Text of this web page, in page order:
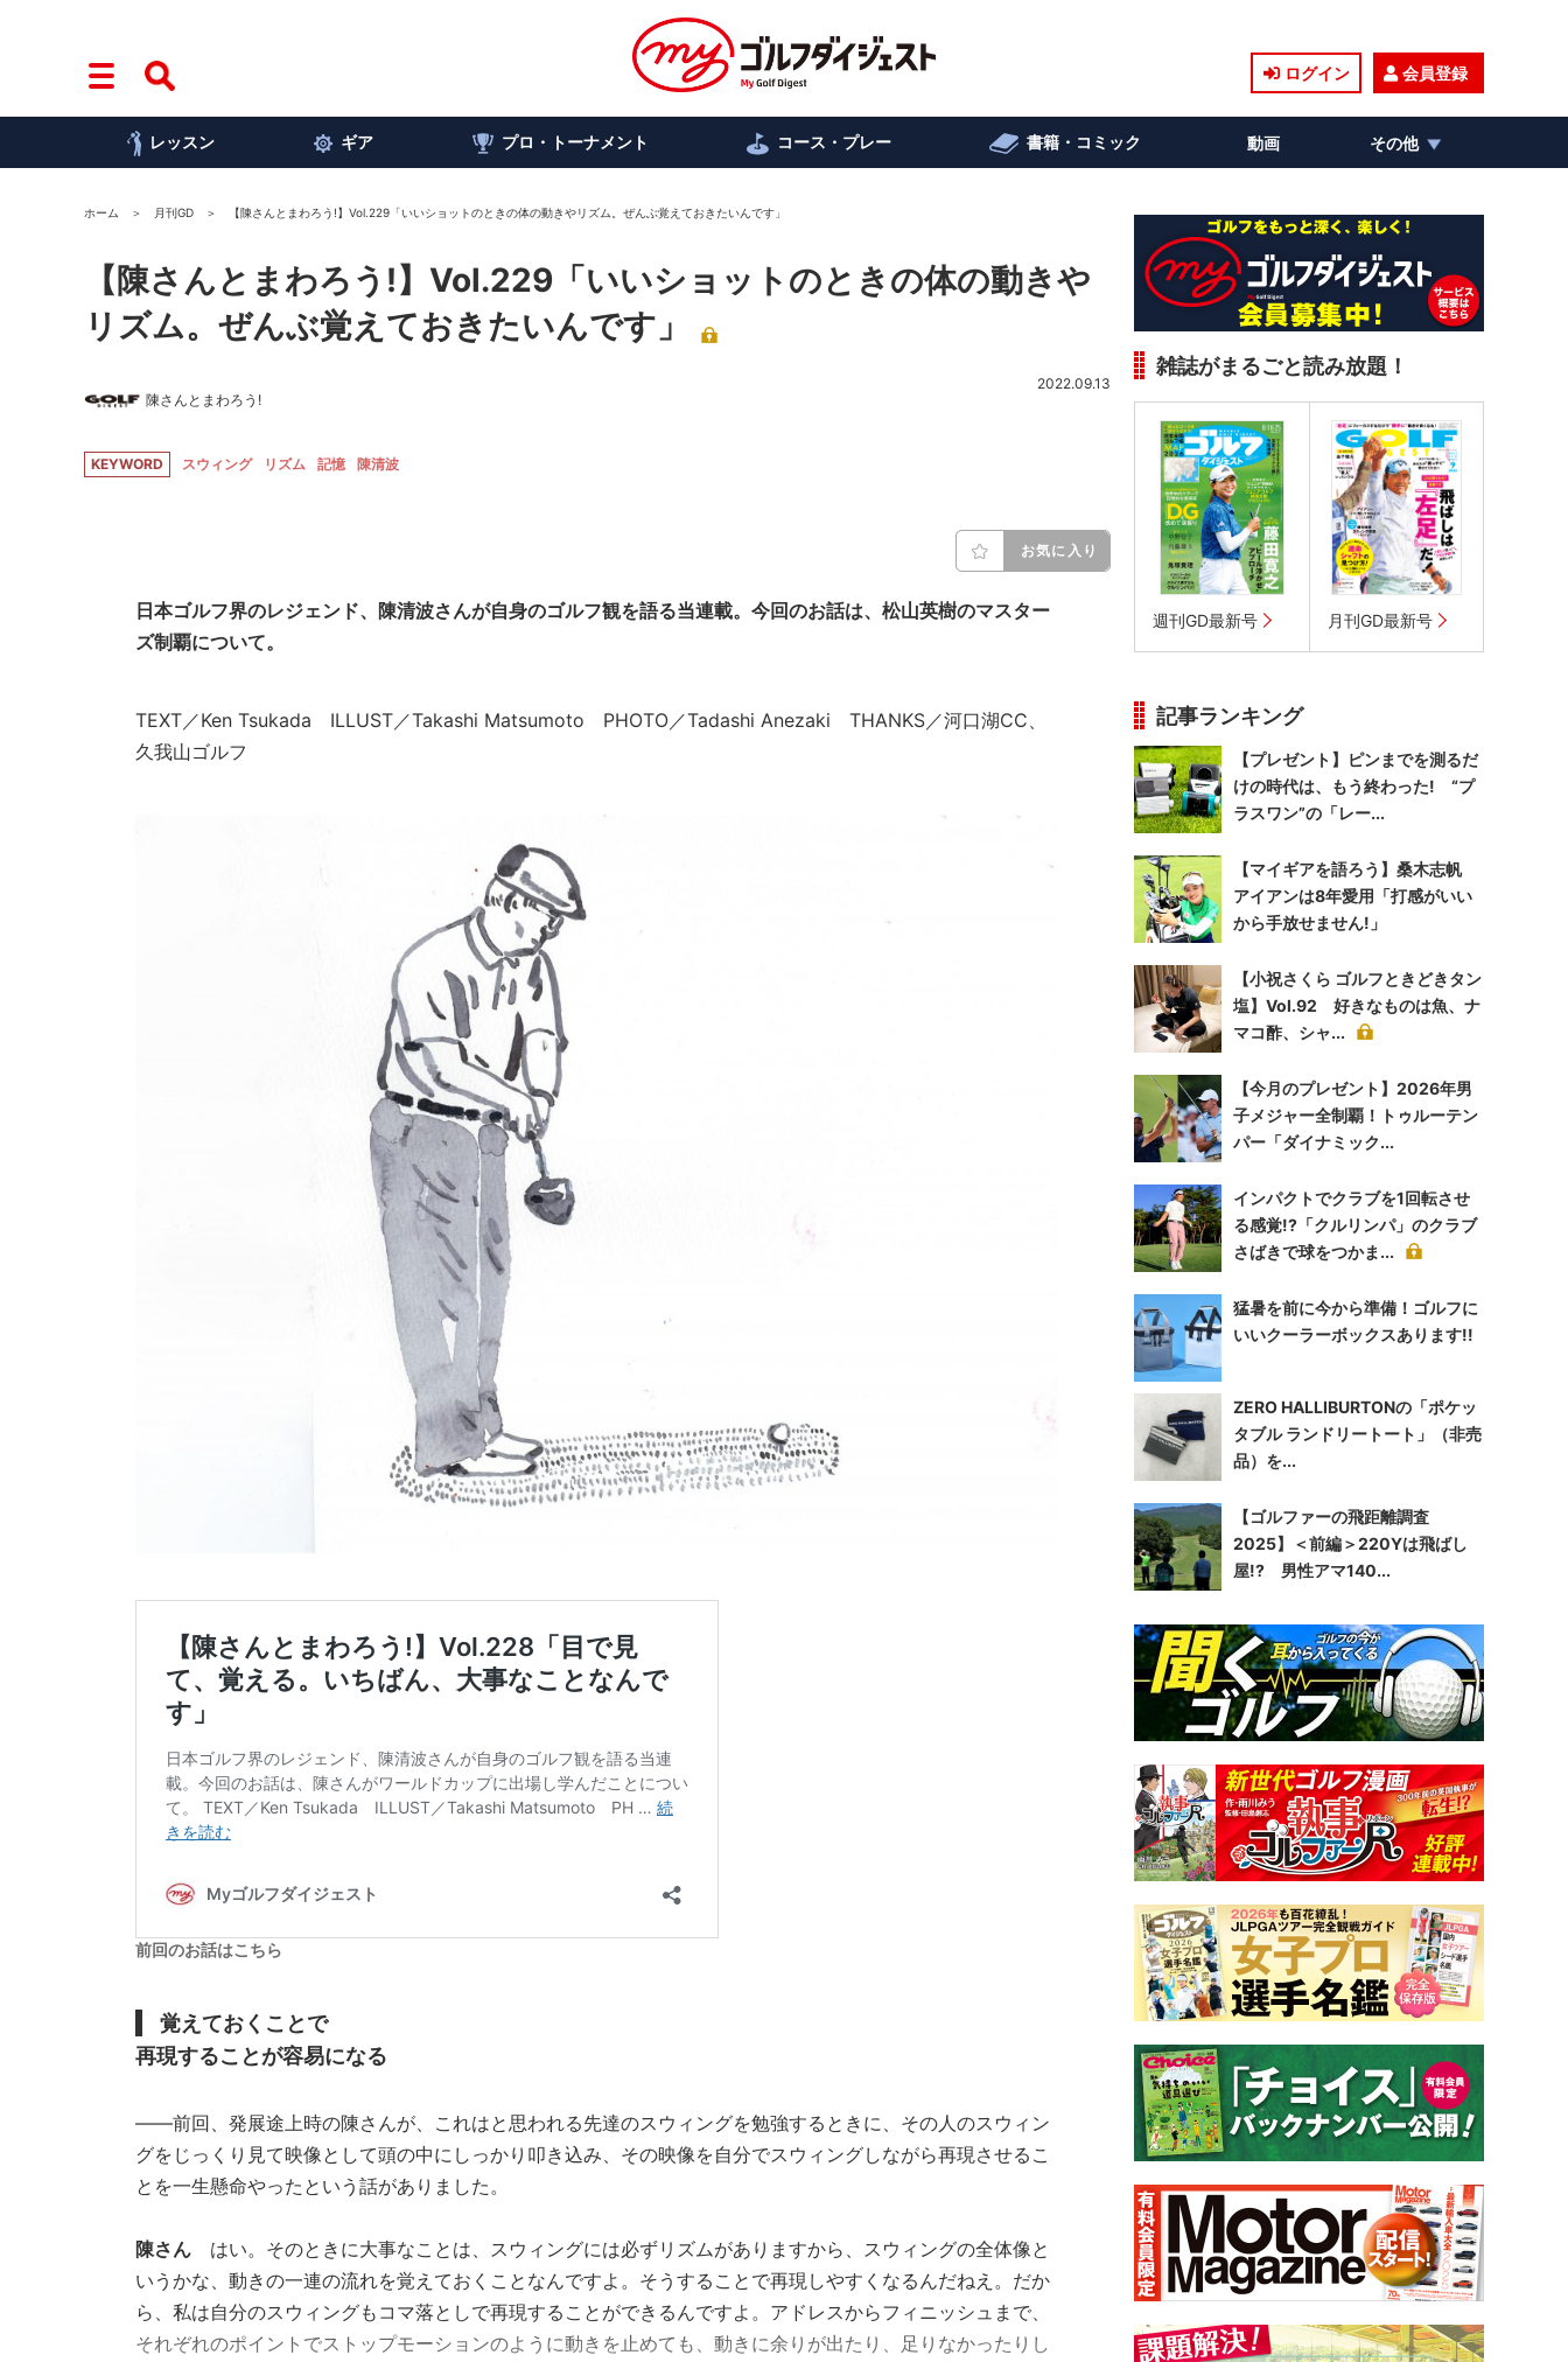
ログイン 会員登録
レッスン ギア プロ・トーナメント コース・プレー 書籍・コミック 動画 その他
ホーム 月刊GD 【陳さんとまわろう!】Vol.229「いいショットのときの体の動きやリズム。ぜんぶ覚えておきたいんです」
【陳さんとまわろう!】Vol.229「いいショットのときの体の動きや
リズム。ぜんぶ覚えておきたいんです」
陳さんとまわろう!
2022.09.13
KEYWORD スウィング リズム 記憶 陳清波
お気に入り
日本ゴルフ界のレジェンド、陳清波さんが自身のゴルフ観を語る当連載。今回のお話は、松山英樹のマスター
ズ制覇について。
TEXT／Ken Tsukada ILLUST／Takashi Matsumoto PHOTO／Tadashi Anezaki THANKS／河口湖CC、
久我山ゴルフ
前回のお話はこちら
覚えておくことで
再現することが容易になる
――前回、発展途上時の陳さんが、これはと思われる先達のスウィングを勉強するときに、その人のスウィン
グをじっくり見て映像として頭の中にしっかり叩き込み、その映像を自分でスウィングしながら再現させるこ
とを一生懸命やったという話がありました。
陳さん はい。そのときに大事なことは、スウィングには必ずリズムがありますから、スウィングの全体像と
いうかな、動きの一連の流れを覚えておくことなんですよ。そうすることで再現しやすくなるんだねえ。だか
ら、私は自分のスウィングもコマ落としで再現することができるんですよ。アドレスからフィニッシュまで、
それぞれのポイントでストップモーションのように動きを止めても、動きに余りが出たり、足りなかったりし
雑誌がまるごと読み放題！
週刊GD最新号 月刊GD最新号
記事ランキング
【プレゼント】ピンまでを測るだ
けの時代は、もう終わった! “プ
ラスワン”の「レー...
【マイギアを語ろう】桑木志帆
アイアンは8年愛用「打感がいい
から手放せません!」
【小祝さくら ゴルフときどきタン
塩】Vol.92 好きなものは魚、ナ
マコ酢、シャ...
【今月のプレゼント】2026年男
子メジャー全制覇！トゥルーテン
パー「ダイナミック...
インパクトでクラブを1回転させ
る感覚!?「クルリンパ」のクラブ
さばきで球をつかま...
猛暑を前に今から準備！ゴルフに
いいクーラーボックスあります!!
ZERO HALLIBURTONの「ポケッ
タブル ランドリートート」（非売
品）を...
【ゴルファーの飛距離調査
2025】＜前編＞220Yは飛ばし
屋!? 男性アマ140...